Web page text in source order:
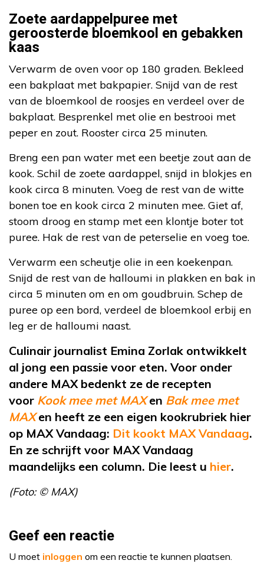
Zoete aardappelpuree met
geroosterde bloemkool en gebakken
kaas
Verwarm de oven voor op 180 graden. Bekleed
een bakplaat met bakpapier. Snijd van de rest
van de bloemkool de roosjes en verdeel over de
bakplaat. Besprenkel met olie en bestrooi met
peper en zout. Rooster circa 25 minuten.
Breng een pan water met een beetje zout aan de
kook. Schil de zoete aardappel, snijd in blokjes en
kook circa 8 minuten. Voeg de rest van de witte
bonen toe en kook circa 2 minuten mee. Giet af,
stoom droog en stamp met een klontje boter tot
puree. Hak de rest van de peterselie en voeg toe.
Verwarm een scheutje olie in een koekenpan.
Snijd de rest van de halloumi in plakken en bak in
circa 5 minuten om en om goudbruin. Schep de
puree op een bord, verdeel de bloemkool erbij en
leg er de halloumi naast.
Culinair journalist Emina Zorlak ontwikkelt
al jong een passie voor eten. Voor onder
andere MAX bedenkt ze de recepten
voor Kook mee met MAXen Bak mee met
MAXen heeft ze een eigen kookrubriek hier
op MAX Vandaag: Dit kookt MAX Vandaag.
En ze schrijft voor MAX Vandaag
maandelijks een column. Die leest u hier.
(Foto: © MAX)
Geef een reactie
U moet inloggen om een reactie te kunnen plaatsen.